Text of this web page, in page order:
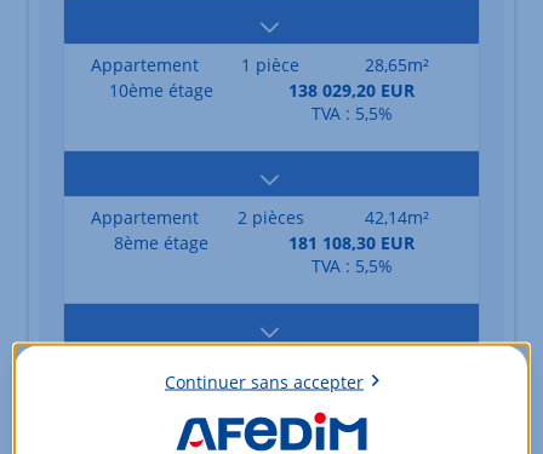
Appartement 1 pièce
28,65m²
10ème étage
138 029,20 EUR
TVA : 5,5%
Appartement 2 pièces
42,14m²
8ème étage
181 108,30 EUR
TVA : 5,5%
42,91m²
13ème étage
200 450,00 EUR
TVA : 5,5%
Continuer sans accepter